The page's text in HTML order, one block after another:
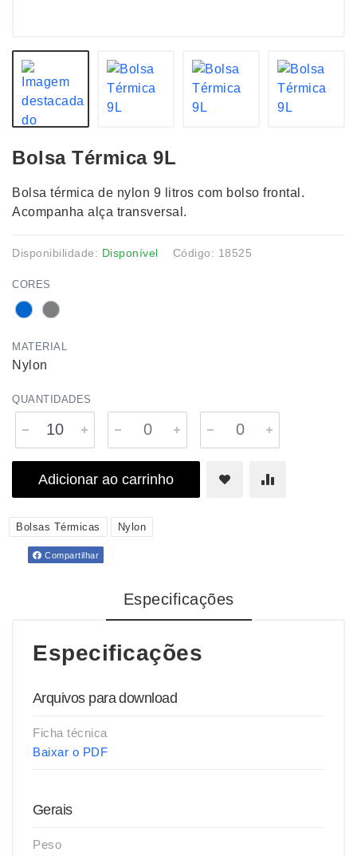
Bolsa Térmica 9L
Bolsa térmica de nylon 9 litros com bolso frontal.
Acompanha alça transversal.
Disponibilidade: Disponível Código: 18525
CORES
MATERIAL
Nylon
QUANTIDADES
Adicionar ao carrinho
Bolsas Térmicas Nylon
Compartilhar
Especificações
Especificações
Arquivos para download
Ficha técnica
Baixar o PDF
Gerais
Peso